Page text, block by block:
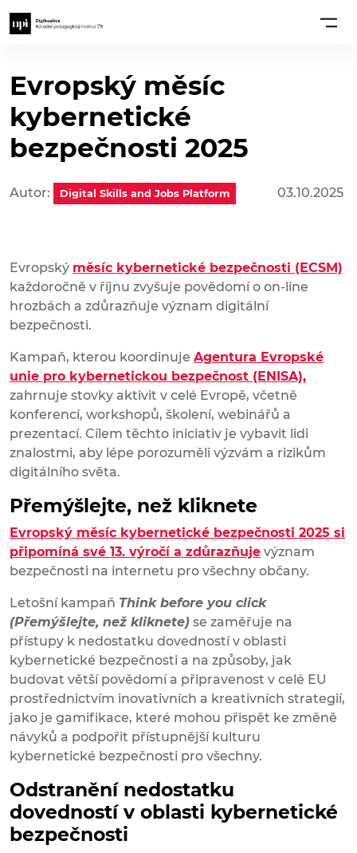
Evropský měsíc
kybernetické
bezpečnosti 2025
Autor: Digital Skills and Jobs Platform 03.10.2025
Evropský měsíc kybernetické bezpečnosti (ECSM)
každoročně v říjnu zvyšuje povědomí o on-line
hrozbách a zdůrazňuje význam digitální
bezpečnosti.
Kampaň, kterou koordinuje Agentura Evropské
unie pro kybernetickou bezpečnost (ENISA),
zahrnuje stovky aktivit v celé Evropě, včetně
konferencí, workshopů, školení, webinářů a
prezentací. Cílem těchto iniciativ je vybavit lidi
znalostmi, aby lépe porozuměli výzvám a rizikům
digitálního světa.
Přemýšlejte, než kliknete
Evropský měsíc kybernetické bezpečnosti 2025 si
připomíná své 13. výročí a zdůrazňuje význam
bezpečnosti na internetu pro všechny občany.
Letošní kampaň Think before you click
(Přemýšlejte, než kliknete) se zaměřuje na
přístupy k nedostatku dovedností v oblasti
kybernetické bezpečnosti a na způsoby, jak
budovat větší povědomí a připravenost v celé EU
prostřednictvím inovativních a kreativních strategií,
jako je gamifikace, které mohou přispět ke změně
návyků a podpořit přístupnější kulturu
kybernetické bezpečnosti pro všechny.
Odstranění nedostatku
dovedností v oblasti kybernetické
bezpečnosti